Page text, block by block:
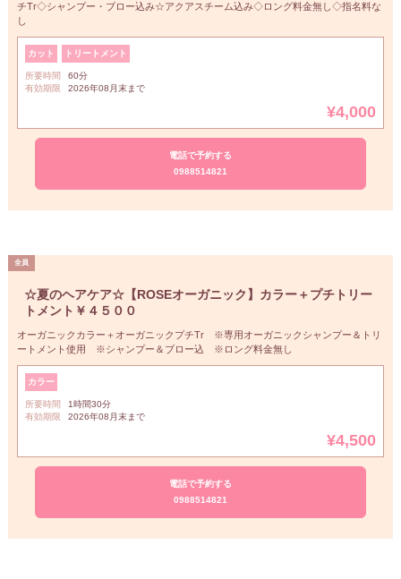
チTr◇シャンプー・ブロー込み☆アクアスチーム込み◇ロング料金無し◇指名料な
し
カット トリートメント
所要時間
60分
有効期限
2026年08月末まで
¥4,000
電話で予約する
0988514821
☆夏のヘアケア☆【ROSEオーガニック】カラー＋プチトリー
トメント￥４５００
オーガニックカラー＋オーガニックプチTr ※専用オーガニックシャンプー＆トリ
ートメント使用 ※シャンプー＆ブロー込 ※ロング料金無し
カラー
所要時間
1時間30分
有効期限
2026年08月末まで
¥4,500
電話で予約する
0988514821